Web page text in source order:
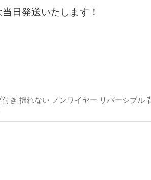
日発送いたします！
き 揺れない ノンワイヤー リバーシブ